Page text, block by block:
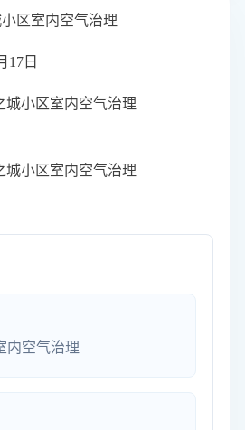
区室内空气治理
17日
内空气治理